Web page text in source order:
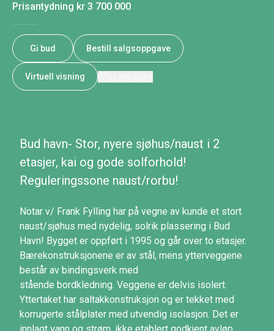
Prisantydning kr 3 700 000
Gi bud Bestill salgsoppgave
Virtuell visning
Bud havn- Stor, nyere sjøhus/naust i 2
etasjer, kai og gode solforhold!
Reguleringssone naust/rorbu!
Notar v/ Frank Fylling har på vegne av kunde et stort
naust/sjøhus med nydelig, solrik plassering i Bud
Havn! Bygget er oppført i 1995 og går over to etasjer.
Bærekonstruksjonene er av stål, mens ytterveggene
består av bindingsverk med
stående bordkledning. Veggene er delvis isolert.
Yttertaket har saltakkonstruksjon og er tekket med
korrugerte stålplater med utvendig isolasjon. Det er